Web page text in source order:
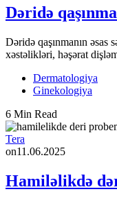
Dəridə
Dəridə qaşınmanın əsas
xəstəlikləri, həşərat
Dermatologiya
Ginekologiya
6 Min Read
Tera
on11.06.2025
Hamiləlikdə